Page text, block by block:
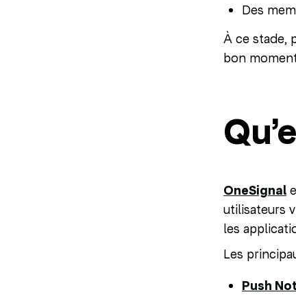
Des
À ce stade,
bon
OneSignal
utilisateurs
les
Les
Push